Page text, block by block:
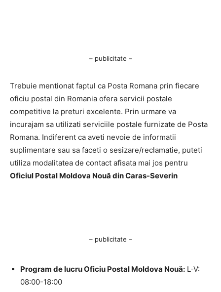
– publicitate –
Trebuie mentionat faptul ca Posta Romana prin fiecare
oficiu postal din Romania ofera servicii postale
competitive la preturi excelente. Prin urmare va
incurajam sa utilizati serviciile postale furnizate de Posta
Romana. Indiferent ca aveti nevoie de informatii
suplimentare sau sa faceti o sesizare/reclamatie, puteti
utiliza modalitatea de contact afisata mai jos pentru
Oficiul Postal Moldova Nouă din Caras-Severin
– publicitate –
Program de lucru Oficiu Postal Moldova Nouă: L-V:
08:00-18:00